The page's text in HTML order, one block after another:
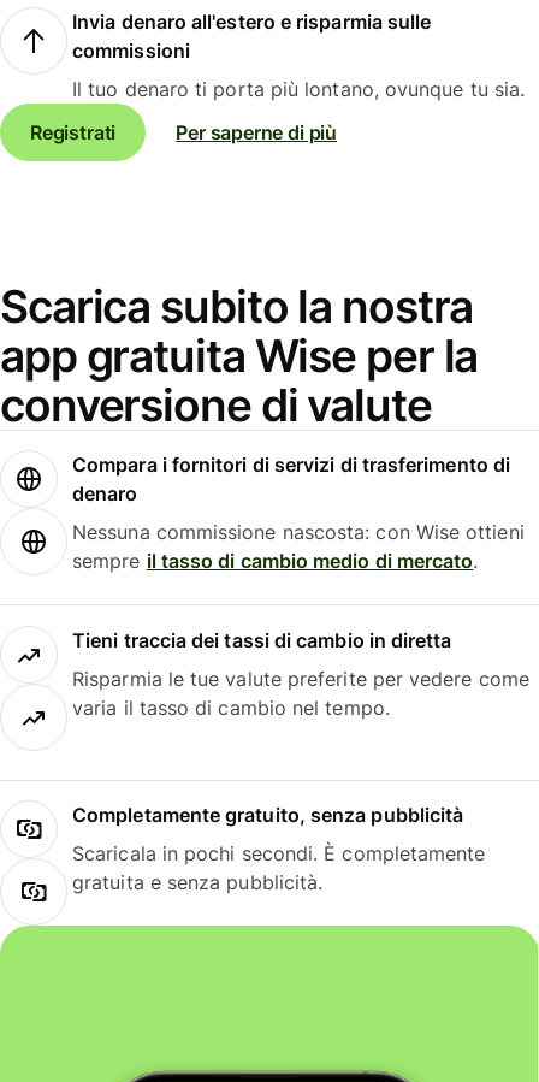
Invia denaro all'estero e risparmia sulle
commissioni
Il tuo denaro ti porta più lontano, ovunque tu sia.
Registrati
Per saperne di più
Scarica subito la nostra
app gratuita Wise per la
conversione di valute
Compara i fornitori di servizi di trasferimento di
denaro
Nessuna commissione nascosta: con Wise ottieni
sempre il tasso di cambio medio di mercato.
Tieni traccia dei tassi di cambio in diretta
Risparmia le tue valute preferite per vedere come
varia il tasso di cambio nel tempo.
Completamente gratuito, senza pubblicità
Scaricala in pochi secondi. È completamente
gratuita e senza pubblicità.